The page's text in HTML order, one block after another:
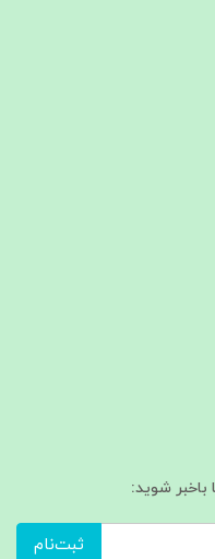
شوید:
ثبت‌نام